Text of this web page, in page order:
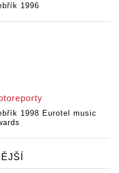
1996
1998 Eurotel music